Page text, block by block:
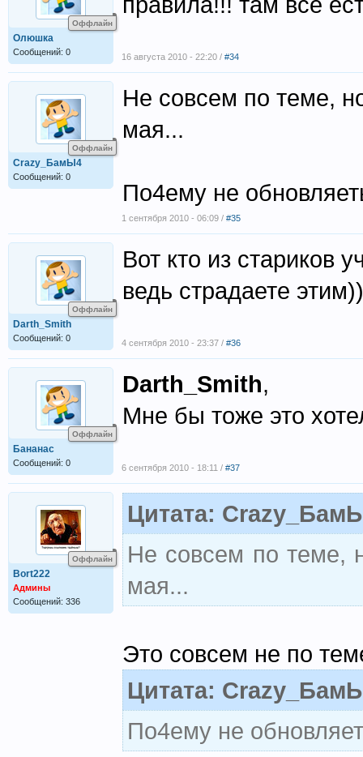
Оффлайн
Олюшка
Сообщений: 0 16 августа 2010 - 22:20 / #34
Оффлайн
Crazy_БамЫ4
Сообщений: 0
Не совсем по теме,
мая...
По4ему не
1 сентября 2010 - 06:09 / #35
Оффлайн
Darth_Smith
Сообщений: 0
Вот кто из стариков
ведь страдаете
4 сентября 2010 - 23:37 / #36
Оффлайн
Бананас
Сообщений: 0
Darth_Smith,
Мне бы тоже это
6 сентября 2010 - 18:11 / #37
Оффлайн
Bort222
Админы
Сообщений: 336
Цитата:
Не совсем по теме,
мая...
Это совсем не по
Цитата:
По4ему не